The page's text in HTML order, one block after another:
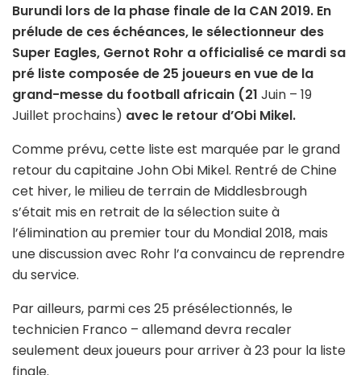
Burundi lors de la phase finale de la CAN 2019. En
prélude de ces échéances, le sélectionneur des
Super Eagles, Gernot Rohr a officialisé ce mardi sa
pré liste composée de 25 joueurs en vue de la
grand-messe du football africain (21 Juin – 19
Juillet prochains) avec le retour d’Obi Mikel.
Comme prévu, cette liste est marquée par le grand
retour du capitaine John Obi Mikel. Rentré de Chine
cet hiver, le milieu de terrain de Middlesbrough
s’était mis en retrait de la sélection suite à
l’élimination au premier tour du Mondial 2018, mais
une discussion avec Rohr l’a convaincu de reprendre
du service.
Par ailleurs, parmi ces 25 présélectionnés, le
technicien Franco – allemand devra recaler
seulement deux joueurs pour arriver à 23 pour la liste
finale.